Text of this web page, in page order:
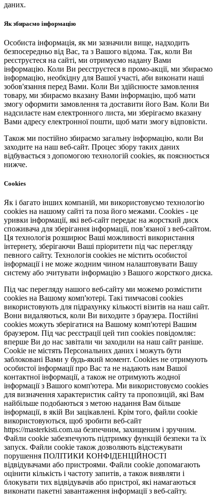
даних.
Як збираємо інформацію
Особиста інформація, як ми зазначили вище, надходить
безпосередньо від Вас, та з Вашого відома. Так, коли Ви
реєструєтеся на сайті, ми отримуємо надану Вами
інформацію. Коли Ви реєструєтеся в промо-акції, ми збираємо
інформацію, необхідну для Вашої участі, аби виконати наші
зобов'язання перед Вами. Коли Ви здійснюєте замовлення
товару, ми збираємо вказану Вами інформацію, щоб мати
змогу оформити замовлення та доставити його Вам. Коли Ви
надсилаєте нам електронного листа, ми зберігаємо вказану
Вами адресу електронної пошти, щоб мати змогу відповісти.
Також ми постійно збираємо загальну інформацію, коли Ви
заходите на наш веб-сайт. Процес збору таких даних
відбувається з допомогою технологій cookies, як пояснюється
нижче.
Cookies
Як і багато інших компаній, ми використовуємо технологію
cookies на нашому сайті та поза його межами. Cookies - це
уривки інформації, які веб-сайт передає на жорсткий диск
споживача для зберігання інформації, пов’язаної з веб-сайтом.
Ця технологія розширює Ваші можливості використання
інтернету, зберігаючи Ваші пріоритети під час перегляду
певного сайту. Технологія cookies не містить особистої
інформації і не може жодним чином налаштовувати Вашу
систему або зчитувати інформацію з Вашого жорсткого диска.
Під час перегляду нашого веб-сайту ми можемо розмістити
cookies на Вашому комп'ютері. Такі тимчасові cookies
використовують для підрахунку кількості візитів на наш сайт.
Вони видаляються, коли Ви виходите з браузера. Постійні
cookies можуть зберігатися на Вашому комп'ютері Вашим
браузером. Під час реєстрації цей тип cookies повідомляє:
вперше Ви до нас завітали чи заходили на наш сайт раніше.
Cookie не містять Персональних даних і можуть бути
заблоковані Вами у будь-який момент. Сookies не отримують
особистої інформації про Вас та не надають нам Вашої
контактної інформації, а також не отримують жодної
інформації з Вашого комп'ютера. Ми використовуємо cookies
для визначення характеристик сайту та пропозицій, які Вам
найбільше подобаються з метою надання Вам більше
інформації, в якій Ви зацікавлені. Крім того, файли cookie
використовуються, щоб зробити веб-сайт
https://masterkisti.com.ua безпечним, захищеним і зручним.
Файли cookie забезпечують підтримку функцій безпеки та їх
запуск. Файли cookie також дозволяють відстежувати
порушення ПОЛІТИКИ КОНФІДЕНЦІЙНОСТІ
відвідувачами або пристроями. Файли cookie допомагають
оцінити кількість і частоту запитів, а також виявляти і
блокувати тих відвідувачів або пристрої, які намагаються
виконати пакетні завантаження інформації з веб-сайту.